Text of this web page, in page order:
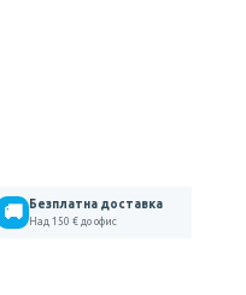
🚚 Безплатна доставка
Над 150 € до офис